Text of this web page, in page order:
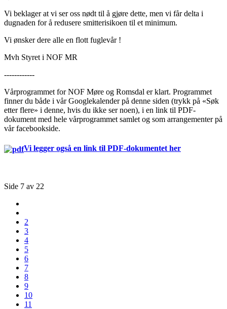
Vi beklager at vi ser oss nødt til å gjøre dette, men vi får delta i
dugnaden for å redusere smitterisikoen til et minimum.
Vi ønsker dere alle en flott fuglevår !
Mvh Styret i NOF MR
------------
Vårprogrammet for NOF Møre og Romsdal er klart. Programmet
finner du både i vår Googlekalender på denne siden (trykk på «Søk
etter flere» i denne, hvis du ikke ser noen), i en link til PDF-
dokument med hele vårprogrammet samlet og som arrangementer på
vår facebookside.
Vi legger også en link til PDF-dokumentet her
Side 7 av 22
2
3
4
5
6
7
8
9
10
11